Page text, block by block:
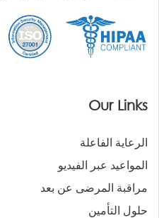
Our Links
الرعاية الفاعلة
المواعيد عبر الفيديو
مراقبة المرضى عن بعد
حلول التأمين